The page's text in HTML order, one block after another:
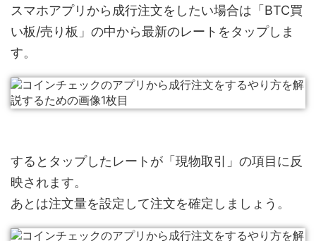
スマホアプリから成行注文をしたい場合は「BTC買
い板/売り板」の中から最新のレートをタップしま
す。
するとタップしたレートが「現物取引」の項目に反
映されます。
あとは注文量を設定して注文を確定しましょう。